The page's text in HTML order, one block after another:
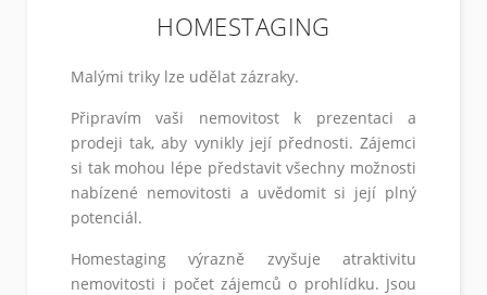
HOMESTAGING
Malými triky lze udělat zázraky.
Připravím vaši nemovitost k prezentaci a
prodeji tak, aby vynikly její přednosti. Zájemci
si tak mohou lépe představit všechny možnosti
nabízené nemovitosti a uvědomit si její plný
potenciál.
Homestaging výrazně zvyšuje atraktivitu
nemovitosti i počet zájemců o prohlídku. Jsou